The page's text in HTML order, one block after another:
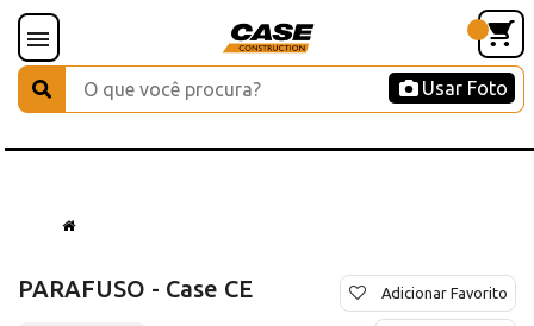
Usar Foto
PARAFUSO - Case CE Adicionar Favorito